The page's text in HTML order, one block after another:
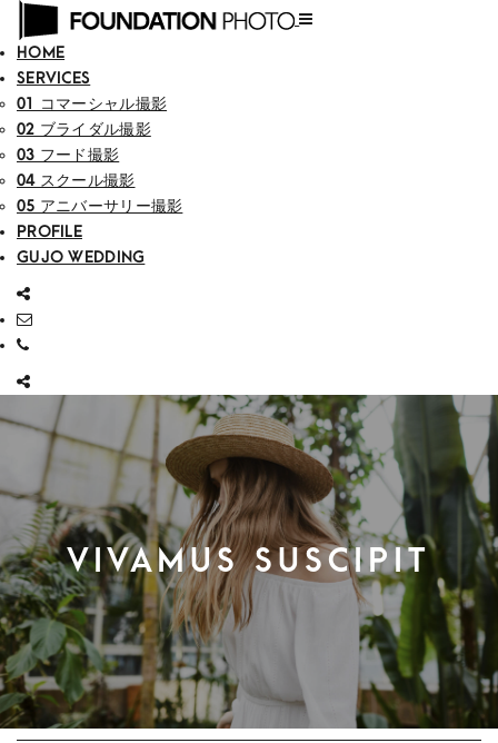
HOME
SERVICES
01 コマーシャル撮影
02 ブライダル撮影
03 フード撮影
04 スクール撮影
05 アニバーサリー撮影
PROFILE
GUJO WEDDING
VIVAMUS SUSCIPIT